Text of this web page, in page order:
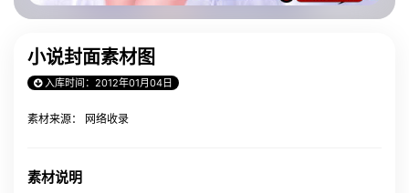
小说封面素材图
入库时间：2012年01月04日
素材来源： 网络收录
素材说明